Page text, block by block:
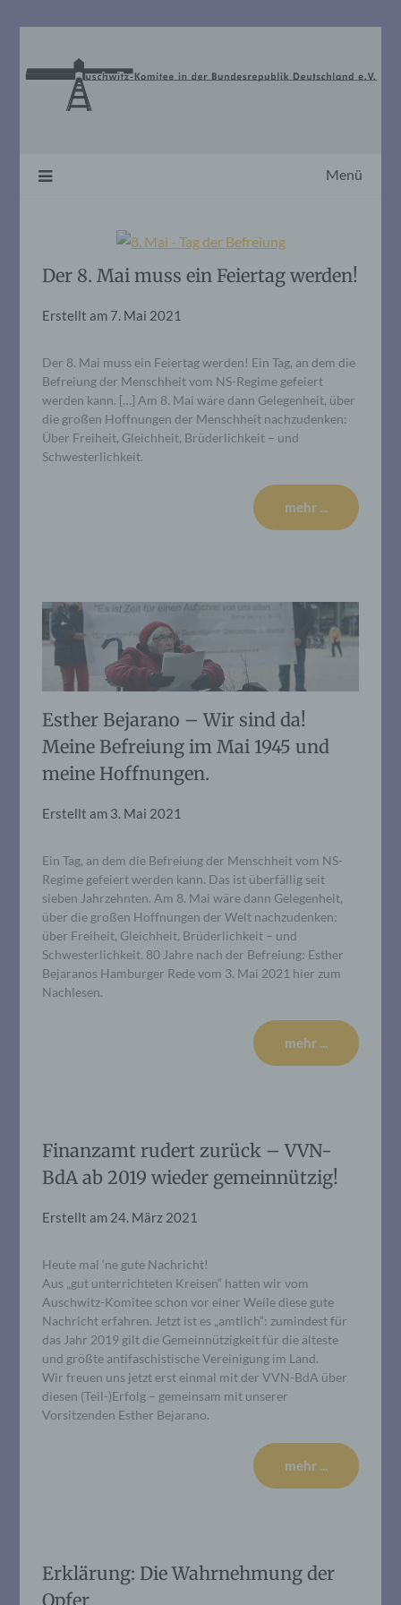
Menü
Der 8. Mai muss ein Feiertag werden!
Erstellt am 7. Mai 2021
Der 8. Mai muss ein Feiertag werden! Ein Tag, an dem die
Befreiung der Menschheit vom NS-Regime gefeiert
werden kann. […] Am 8. Mai wäre dann Gelegenheit, über
die großen Hoffnungen der Menschheit nachzudenken:
Über Freiheit, Gleichheit, Brüderlichkeit – und
Schwesterlichkeit.
mehr ...
Esther Bejarano – Wir sind da!
Meine Befreiung im Mai 1945 und
meine Hoffnungen.
Erstellt am 3. Mai 2021
Ein Tag, an dem die Befreiung der Menschheit vom NS-
Regime gefeiert werden kann. Das ist überfällig seit
sieben Jahrzehnten. Am 8. Mai wäre dann Gelegenheit,
über die großen Hoffnungen der Welt nachzudenken:
über Freiheit, Gleichheit, Brüderlichkeit – und
Schwesterlichkeit. 80 Jahre nach der Befreiung: Esther
Bejaranos Hamburger Rede vom 3. Mai 2021 hier zum
Nachlesen.
mehr ...
Finanzamt rudert zurück – VVN-
BdA ab 2019 wieder gemeinnützig!
Erstellt am 24. März 2021
Heute mal ‘ne gute Nachricht!
Aus „gut unterrichteten Kreisen“ hatten wir vom
Auschwitz-Komitee schon vor einer Weile diese gute
Nachricht erfahren. Jetzt ist es „amtlich“: zumindest für
das Jahr 2019 gilt die Gemeinnützigkeit für die älteste
und größte antifaschistische Vereinigung im Land.
Wir freuen uns jetzt erst einmal mit der VVN-BdA über
diesen (Teil-)Erfolg – gemeinsam mit unserer
Vorsitzenden Esther Bejarano.
mehr ...
Erklärung: Die Wahrnehmung der
Opfer